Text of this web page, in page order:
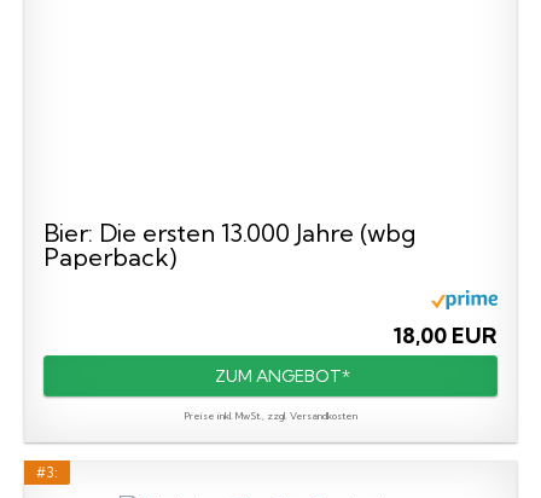
Bier: Die ersten 13.000 Jahre (wbg
Paperback)
18,00 EUR
ZUM ANGEBOT*
Preise inkl. MwSt., zzgl. Versandkosten
#3: